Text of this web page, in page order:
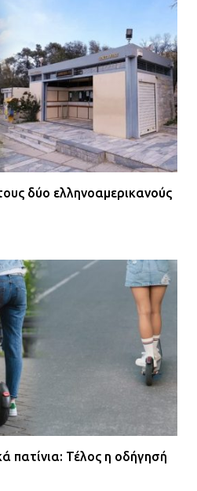
την αθώωση των
Μάνδρας δώρισε όλους
του 2025 στο Θριάσιο
καρδιολογικών
ΕΙΔΥΛΛΙΑΣ: Δύο
οχήματα 4×4
επιτέθηκε με
μαχαίρια σε δύο
Έριξαν τα ναρκωτικά
για να μη τα βρει
σκύλο
δύο ελληνοαμερικανούς
πατίνια: Τέλος η οδήγησή